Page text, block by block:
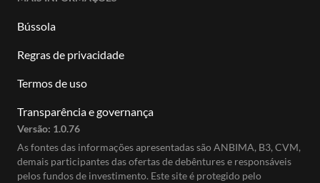
Bússola
Regras de privacidade
Termos de uso
Transparência e governança
Versão: 1.0.76
As fontes das informações apresentadas são ANBIMA, B3, CVM,
demais participantes das ofertas de debêntures e responsáveis
pelos fundos de investimento. Este site é protegido pelo